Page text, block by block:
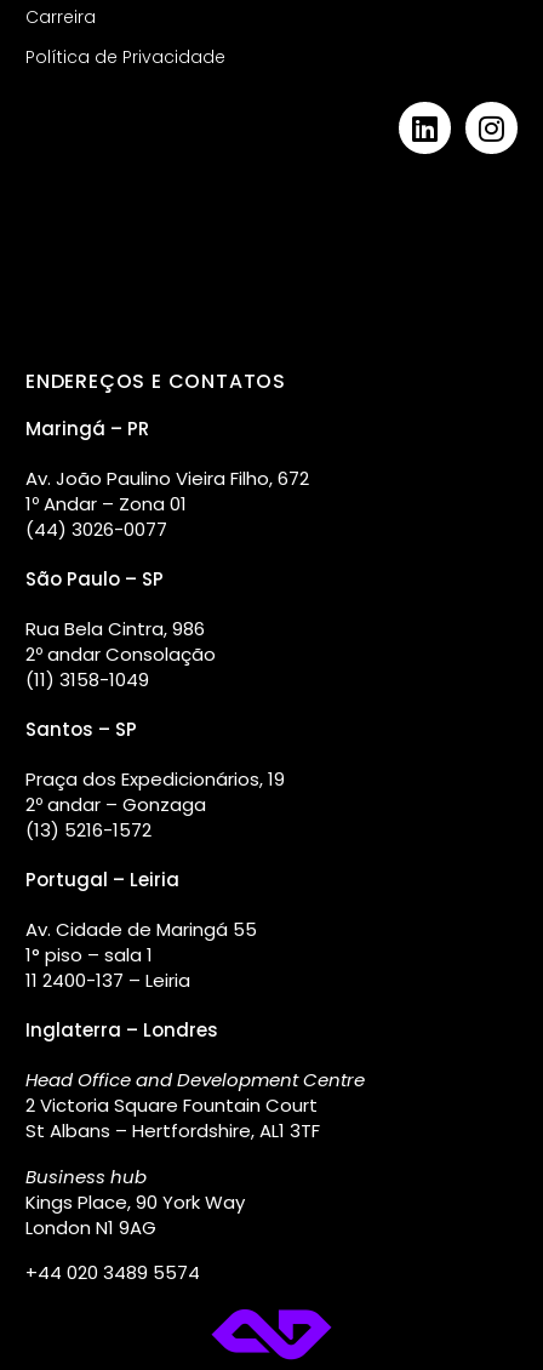
Carreira
Política de Privacidade
ENDEREÇOS E CONTATOS
Maringá – PR
Av. João Paulino Vieira Filho, 672
1º Andar – Zona 01
(44) 3026-0077
São Paulo – SP
Rua Bela Cintra, 986
2º andar Consolação
(11) 3158-1049
Santos – SP
Praça dos Expedicionários, 19
2º andar – Gonzaga
(13) 5216-1572
Portugal – Leiria
Av. Cidade de Maringá 55
1° piso – sala 1
11 2400-137 – Leiria
Inglaterra – Londres
Head Office and Development Centre
2 Victoria Square Fountain Court
St Albans – Hertfordshire, AL1 3TF
Business hub
Kings Place, 90 York Way
London N1 9AG
+44 020 3489 5574